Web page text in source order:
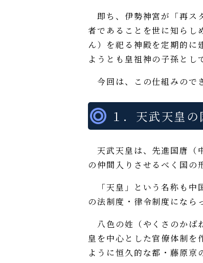
即ち、伊勢神宮が「再ス
者であることを世に知らし
ん）を祀る神殿を定期的に
ようとも皇祖神の子孫とし
今回は、この仕組みので
１．天武天皇の
天武天皇は、先進国唐（
の仲間入りさせるべく国の
「天皇」という名称も中
の法制度・律令制度になら
八色の姓（やくさのかば
皇を中心とした官僚体制を
ように恒久的な都・藤原京